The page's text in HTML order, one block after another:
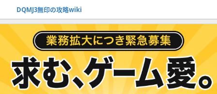
DQMJ3無印の攻略wiki